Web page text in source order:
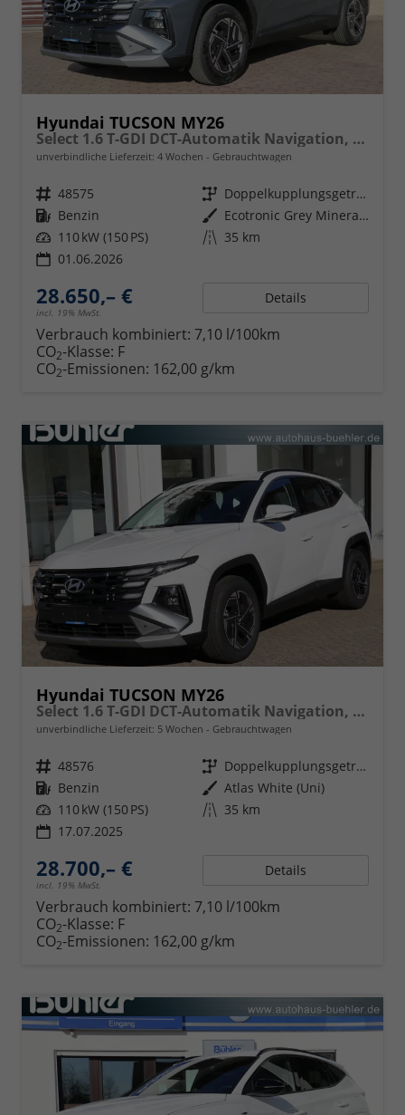
Hyundai TUCSON MY26
Select 1.6 T-GDI DCT-Automatik Navigation, Sitzheizung, Klimaautomatik
unverbindliche Lieferzeit: 4 Wochen Gebrauchtwagen
Fahrzeugnr. 48575 Getriebe
Doppelkupplungsgetriebe (DSG)
Kraftstoff Benzin Außenfarbe
Ecotronic Grey Mineraleffekt
Leistung 110 kW (150 PS) Kilometerstand 35 km
01.06.2026
28.650,– €
incl. 19% MwSt.
Details
Verbrauch kombiniert: 7,10 l/100km
CO2-Klasse: F
CO2-Emissionen: 162,00 g/km
Hyundai TUCSON MY26
Select 1.6 T-GDI DCT-Automatik Navigation, Sitzheizung, Klimaautomatik
unverbindliche Lieferzeit: 5 Wochen Gebrauchtwagen
Fahrzeugnr. 48576 Getriebe
Doppelkupplungsgetriebe (DSG)
Kraftstoff Benzin Außenfarbe Atlas White (Uni)
Leistung 110 kW (150 PS) Kilometerstand 35 km
17.07.2025
28.700,– €
incl. 19% MwSt.
Details
Verbrauch kombiniert: 7,10 l/100km
CO2-Klasse: F
CO2-Emissionen: 162,00 g/km